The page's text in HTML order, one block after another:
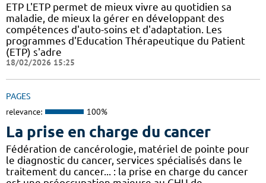
ETP L'ETP permet de mieux vivre au quotidien sa
maladie, de mieux la gérer en développant des
compétences d'auto-soins et d'adaptation. Les
programmes d'Education Thérapeutique du Patient
(ETP) s'adre
18/02/2026 15:25
PAGES
relevance: 100%
La prise en charge du cancer
Fédération de cancérologie, matériel de pointe pour
le diagnostic du cancer, services spécialisés dans le
traitement du cancer... : la prise en charge du cancer